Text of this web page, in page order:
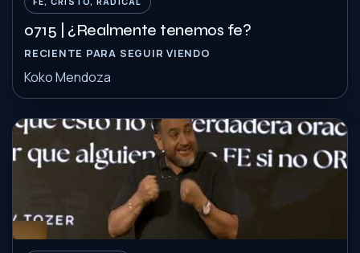
0715 | ¿Realmente tenemos fe?
RECIENTE PARA SEGUIR VIENDO
Koko Mendoza